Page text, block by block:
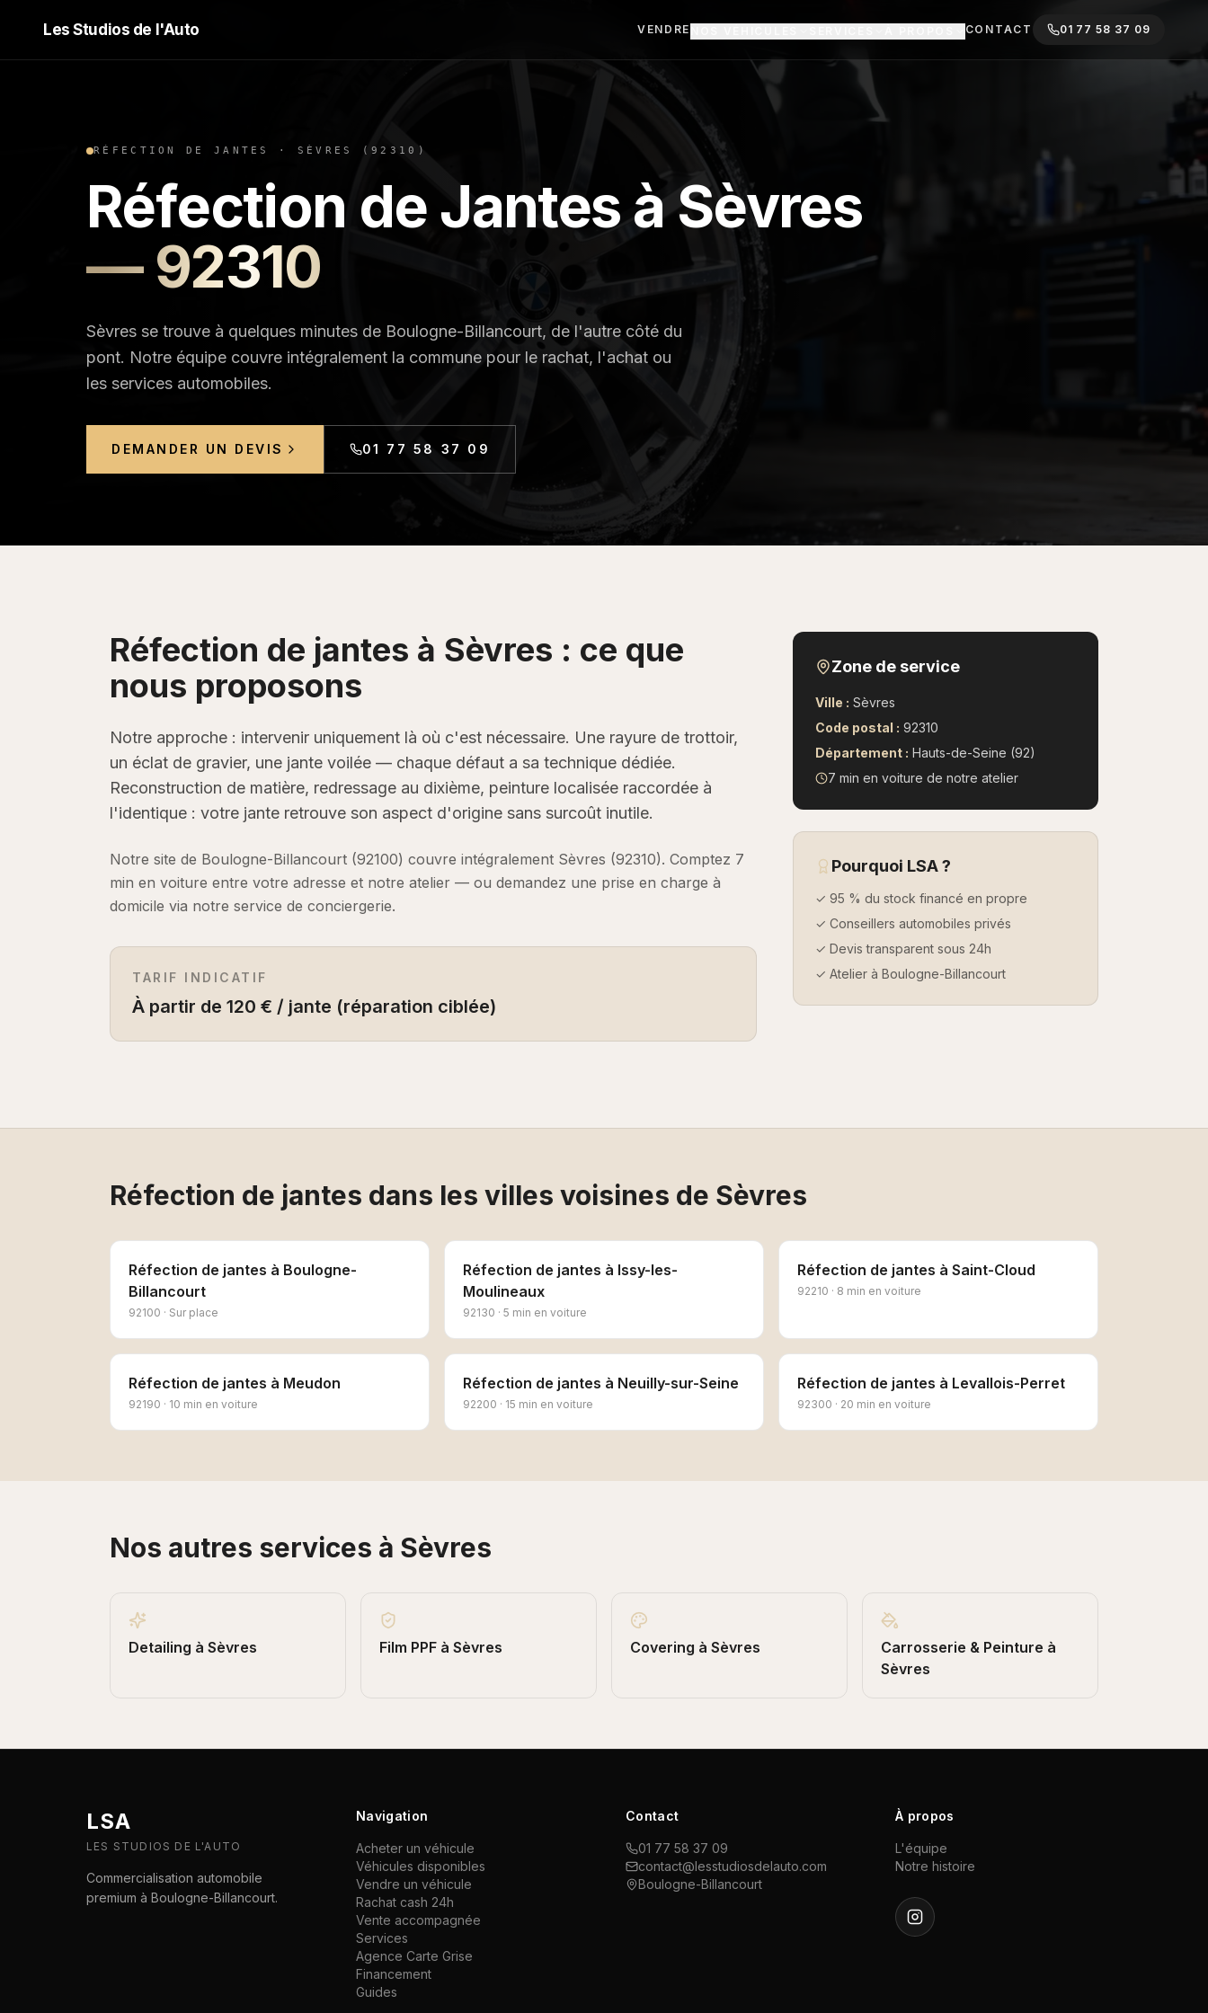
Les Studios de l'Auto VENDRE CONTACT 01 77 58 37 09
RÉFECTION DE JANTES · SÈVRES (92310 )
Réfection de JantesàSèvres
—92310
Sèvres se trouve à quelques minutes de Boulogne-Billancourt, de l'autre côté du
pont. Notre équipe couvre intégralement la commune pour le rachat, l'achat ou
les services automobiles.
DEMANDER UN DEVIS 01 77 58 37 09
Réfection de jantes à Sèvres : ce que
nous proposons
Notre approche : intervenir uniquement là où c'est nécessaire. Une rayure de trottoir,
un éclat de gravier, une jante voilée — chaque défaut a sa technique dédiée.
Reconstruction de matière, redressage au dixième, peinture localisée raccordée à
l'identique : votre jante retrouve son aspect d'origine sans surcoût inutile.
Notre site de Boulogne-Billancourt (92100) couvre intégralement Sèvres (92310). Comptez 7
min en voiture entre votre adresse et notre atelier — ou demandez une prise en charge à
domicile via notre service de conciergerie.
TARIF INDICATIF
À partir de 120 € / jante (réparation ciblée)
Zone de service
Ville : Sèvres
Code postal : 92310
Département : Hauts-de-Seine (92)
7 min en voiture de notre atelier
Pourquoi LSA ?
✓ 95 % du stock financé en propre
✓ Conseillers automobiles privés
✓ Devis transparent sous 24h
✓ Atelier à Boulogne-Billancourt
Réfection de jantes dans les villes voisines de Sèvres
Réfection de jantes à Boulogne-
Billancourt
92100 · Sur place
Réfection de jantes à Issy-les-
Moulineaux
92130 · 5 min en voiture
Réfection de jantes à Saint-Cloud
92210 · 8 min en voiture
Réfection de jantes à Meudon
92190 · 10 min en voiture
Réfection de jantes à Neuilly-sur-Seine
92200 · 15 min en voiture
Réfection de jantes à Levallois-Perret
92300 · 20 min en voiture
Nos autres services à Sèvres
Detailing à Sèvres Film PPF à Sèvres Covering à Sèvres Carrosserie & Peinture à
Sèvres
LSA
LES STUDIOS DE L'AUTO
Commercialisation automobile
premium à Boulogne-Billancourt.
Navigation
Acheter un véhicule
Véhicules disponibles
Vendre un véhicule
Rachat cash 24h
Vente accompagnée
Services
Agence Carte Grise
Financement
Guides
Contact
01 77 58 37 09
contact@lesstudiosdelauto.com
Boulogne-Billancourt
À propos
L'équipe
Notre histoire